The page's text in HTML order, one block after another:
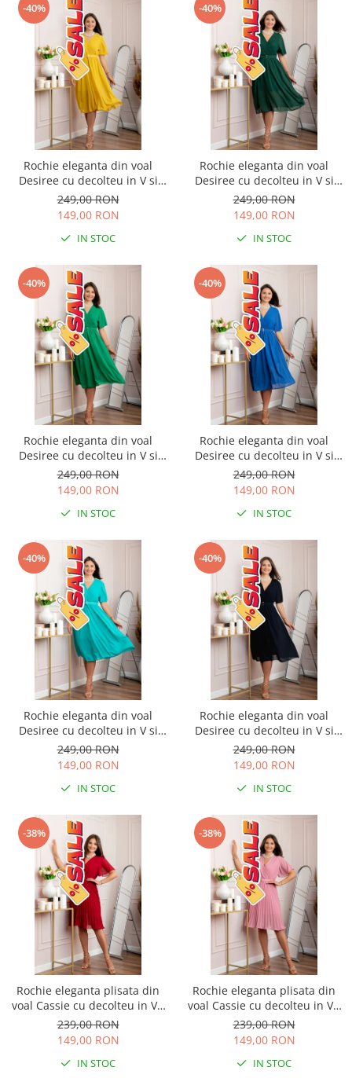
-40%
Rochie eleganta din voal
Desiree cu decolteu in V si
curea - Galben
249,00 RON
149,00 RON
IN STOC
-40%
Rochie eleganta din voal
Desiree cu decolteu in V si
curea - Verde
249,00 RON
149,00 RON
IN STOC
-40%
Rochie eleganta din voal
Desiree cu decolteu in V si
curea - Verde smarald
249,00 RON
149,00 RON
IN STOC
-40%
Rochie eleganta din voal
Desiree cu decolteu in V si
curea - Albastru regal
249,00 RON
149,00 RON
IN STOC
-40%
Rochie eleganta din voal
Desiree cu decolteu in V si
curea - Turcoaz aqua
249,00 RON
149,00 RON
IN STOC
-40%
Rochie eleganta din voal
Desiree cu decolteu in V si
curea - Bleumarin
249,00 RON
149,00 RON
IN STOC
-38%
Rochie eleganta plisata din
voal Cassie cu decolteu in V -
Grena
239,00 RON
149,00 RON
IN STOC
-38%
Rochie eleganta plisata din
voal Cassie cu decolteu in V -
Roz
239,00 RON
149,00 RON
IN STOC